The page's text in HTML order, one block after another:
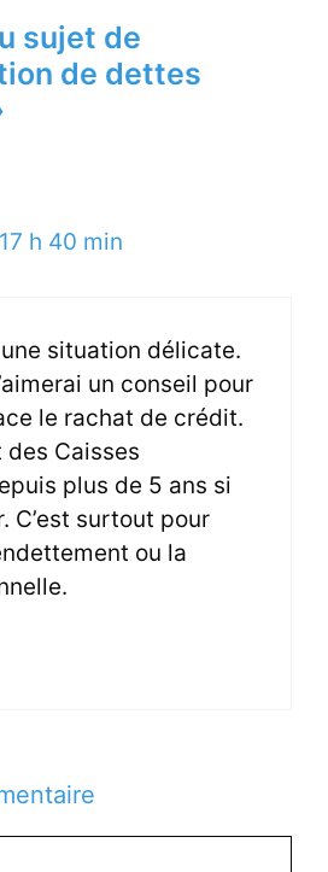
sujet de
de dettes
h 40 min
situation délicate.
un conseil pour
le rachat de crédit.
Caisses
plus de 5 ans si
C’est surtout pour
ou la